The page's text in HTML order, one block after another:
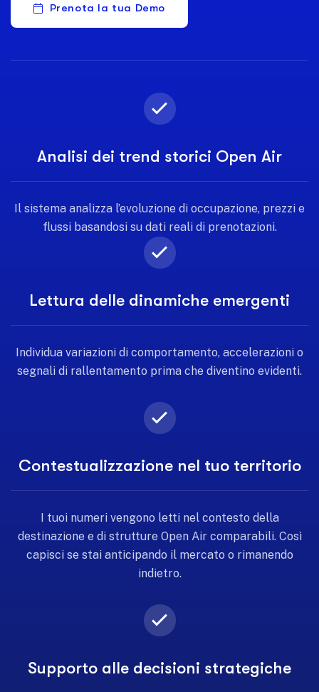
Prenota la tua Demo
Analisi dei trend storici Open Air
Il sistema analizza l’evoluzione di occupazione, prezzi e
flussi basandosi su dati reali di prenotazioni.
Lettura delle dinamiche emergenti
Individua variazioni di comportamento, accelerazioni o
segnali di rallentamento prima che diventino evidenti.
Contestualizzazione nel tuo territorio
I tuoi numeri vengono letti nel contesto della
destinazione e di strutture Open Air comparabili. Così
capisci se stai anticipando il mercato o rimanendo
indietro.
Supporto alle decisioni strategiche